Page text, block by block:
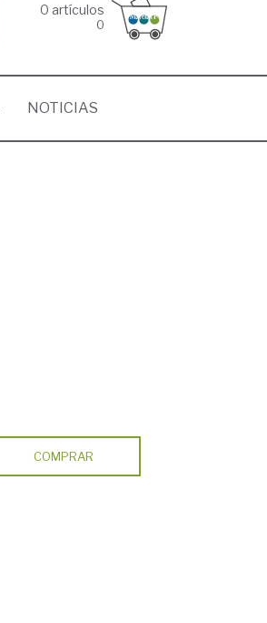
0 artículos
0
NOTICIAS
COMPRAR